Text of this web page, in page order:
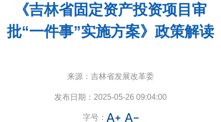
《吉林省固定资产投资项目审
批“一件事”实施方案》政策解读
来源： 吉林省发展改革委
发布日期： 2025-05-26 09:04:00
字号：